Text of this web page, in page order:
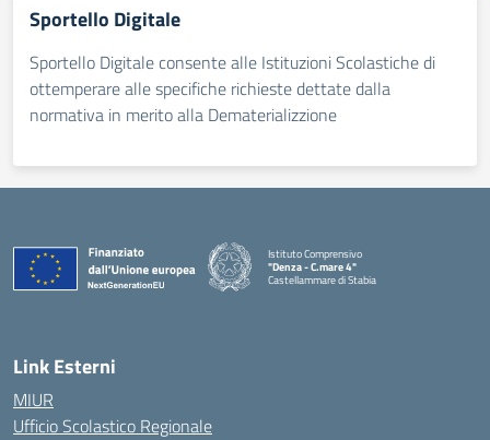
Sportello Digitale
Sportello Digitale consente alle Istituzioni Scolastiche di
ottemperare alle specifiche richieste dettate dalla
normativa in merito alla Dematerializzione
Istituto Comprensivo
"Denza - C.mare 4"
Castellammare di Stabia
Link Esterni
MIUR
Ufficio Scolastico Regionale